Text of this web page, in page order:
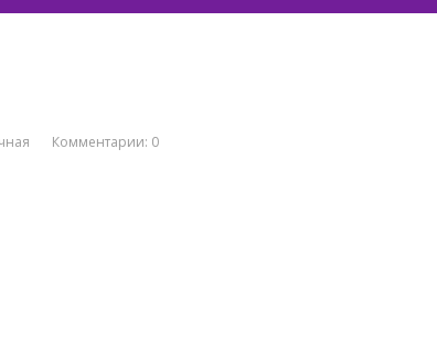
Комментарии: 0